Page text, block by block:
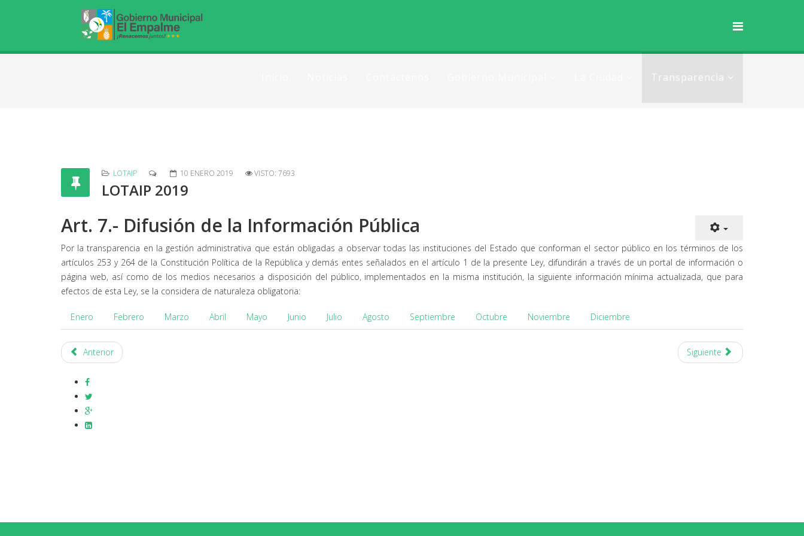
Transparencia
LOTAIP 10 ENERO 2019 VISTO: 7693
LOTAIP 2019
Art. 7.- Difusión de la Información Pública
Por la transparencia en la gestión administrativa que están obligadas a observar todas las instituciones del Estado que conforman el sector público en los términos de los
artículos 253 y 264 de la Constitución Política de la República y demás entes señalados en el artículo 1 de la presente Ley, difundirán a través de un portal de información o
página web, así como de los medios necesarios a disposición del público, implementados en la misma institución, la siguiente información mínima actualizada, que para
efectos de esta Ley, se la considera de naturaleza obligatoria:
Enero Febrero Marzo Abril Mayo Junio Julio Agosto Septiembre Octubre Noviembre Diciembre
Anterior Siguiente